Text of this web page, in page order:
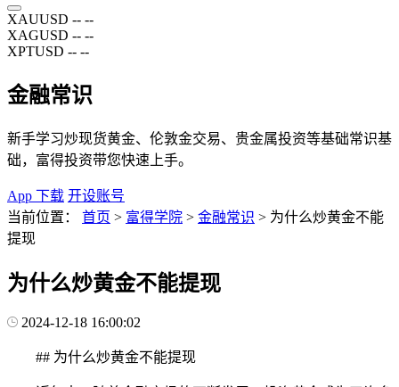
XAUUSD -- --
XAGUSD -- --
XPTUSD -- --
金融常识
新手学习炒现货黄金、伦敦金交易、贵金属投资等基础常识基
础，富得投资带您快速上手。
App 下载 开设账号
当前位置：
首页 > 富得学院 > 金融常识 > 为什么炒黄金不能
提现
为什么炒黄金不能提现
2024-12-18 16:00:02
## 为什么炒黄金不能提现